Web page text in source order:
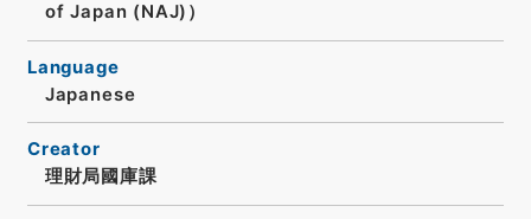
of Japan (NAJ)）
Language
Japanese
Creator
理財局國庫課